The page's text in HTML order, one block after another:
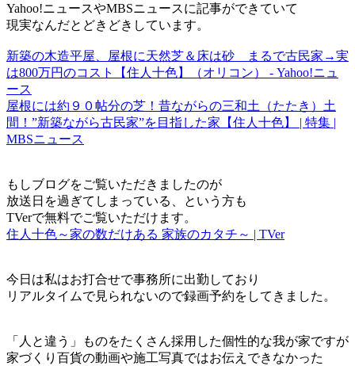
Yahoo!ニュースやMBSニュースに記事ができていて
現実なんだとどきどきしています。
新築の木造平屋、屋根に天然芝＆床は砂 まるで古民家→実
は800万円のコスト【住人十色】（オリコン） - Yahoo!ニュ
ース
屋根には約９０帖分の芝！昔ながらの三和土（たたき）土
間！”新築ながら古民家”を目指した家【住人十色】 | 特集 |
MBSニュース
もしブログをご覧いただきましたのが
放送日を過ぎてしまっている、という方も
TVerで無料でご覧いただけます。
住人十色～家の数だけある 家族のカタチ～ | TVer
今日は私はお打合せで事務所に出勤しており
リアルタイムで見られないので録画予約をしてきました。
「人と違う」ものをたくさん採用した個性的な我が家ですが
家づくり百貨の動画や施工写真ではお伝えできなかった